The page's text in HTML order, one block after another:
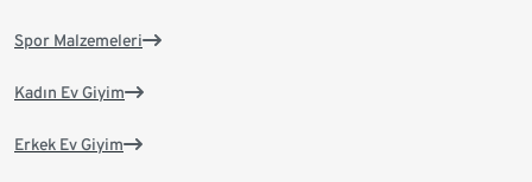
Spor Malzemeleri
Kadın Ev Giyim
Erkek Ev Giyim